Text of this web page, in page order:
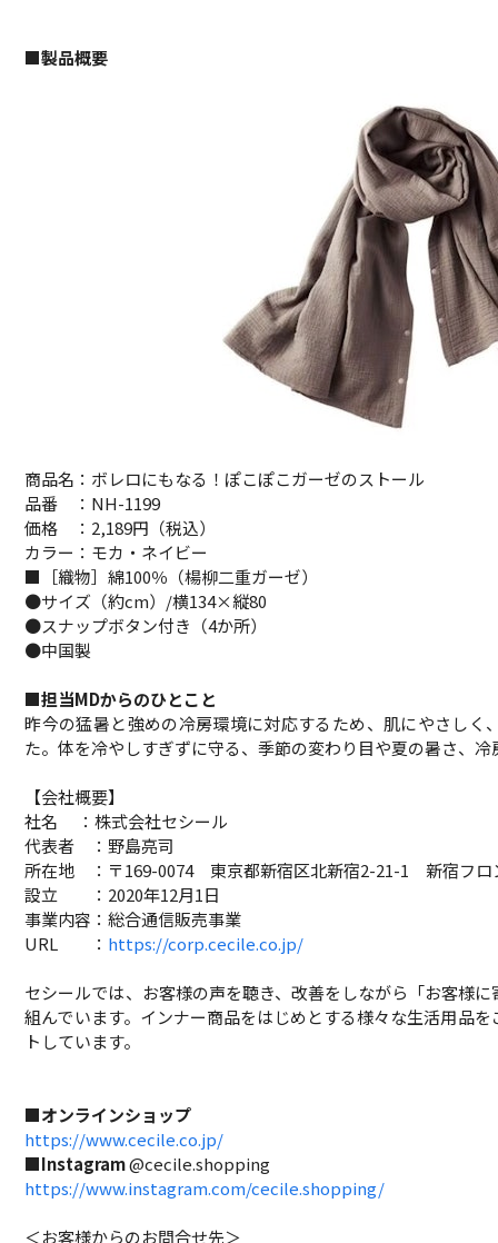
■製品概要
商品名：ボレロにもなる！ぽこぽこガーゼのストール
品番 ：NH-1199
価格 ：2,189円（税込）
カラー：モカ・ネイビー
■［織物］綿100％（楊柳二重ガーゼ）
●サイズ（約cm）/横134×縦80
●スナップボタン付き（4か所）
●中国製
■担当MDからのひとこと
昨今の猛暑と強めの冷房環境に対応するため、肌にやさしく
た。体を冷やしすぎずに守る、季節の変わり目や夏の暑さ、
【会社概要】
社名 ：株式会社セシール
代表者 ：野島亮司
所在地 ：〒169-0074 東京都新宿区北新宿2-21-1 新宿フロ
設立 ：2020年12月1日
事業内容：総合通信販売事業
URL ： https://corp.cecile.co.jp/
セシールでは、お客様の声を聴き、改善をしながら「お客様
組んでいます。インナー商品をはじめとする様々な生活用品
トしています。
■オンラインショップ
https://www.cecile.co.jp/
■Instagram@cecile.shopping
https://www.instagram.com/cecile.shopping/
＜お客様からのお問合せ先＞